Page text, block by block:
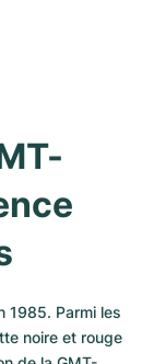
1985. Parmi les
noire et rouge